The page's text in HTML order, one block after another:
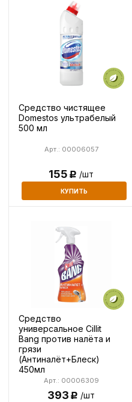
Средство чистящее
Domestos ультрабелый
500 мл
Арт.: 00006057
155Р /шт
КУПИТЬ
Средство
универсальное Cillit
Bang против налёта и
грязи
(Антиналёт+Блеск)
450мл
Арт.: 00006309
393Р /шт